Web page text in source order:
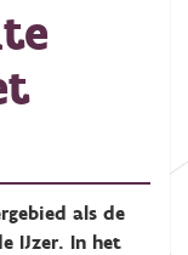
als de
IJzer. In het